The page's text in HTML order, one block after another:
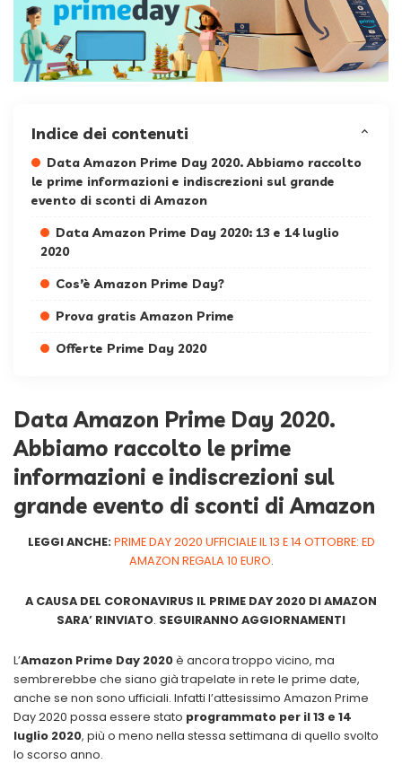
Indice dei contenuti
Data Amazon Prime Day 2020. Abbiamo raccolto
le prime informazioni e indiscrezioni sul grande
evento di sconti di Amazon
Data Amazon Prime Day 2020: 13 e 14 luglio
2020
Cos’è Amazon Prime Day?
Prova gratis Amazon Prime
Offerte Prime Day 2020
Data Amazon Prime Day 2020.
Abbiamo raccolto le prime
informazioni e indiscrezioni sul
grande evento di sconti di Amazon
LEGGI ANCHE: PRIME DAY 2020 UFFICIALE IL 13 E 14 OTTOBRE: ED
AMAZON REGALA 10 EURO.
A CAUSA DEL CORONAVIRUS IL PRIME DAY 2020 DI AMAZON
SARA’ RINVIATO. SEGUIRANNO AGGIORNAMENTI
L’Amazon Prime Day 2020è ancora troppo vicino, ma
sembrerebbe che siano già trapelate in rete le prime date,
anche se non sono ufficiali. Infatti l’attesissimo Amazon Prime
Day 2020 possa essere stato programmato per il 13 e 14
luglio 2020, più o meno nella stessa settimana di quello svolto
lo scorso anno.